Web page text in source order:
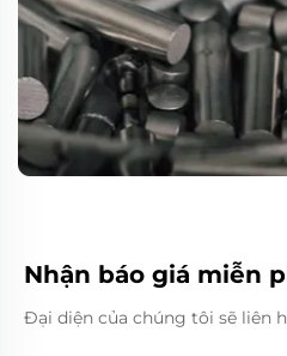
Nhận báo giá miễn
Đại diện của chúng tôi sẽ liên